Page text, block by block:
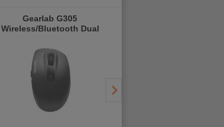
Gearlab G305
Wireless/Bluetooth Dual